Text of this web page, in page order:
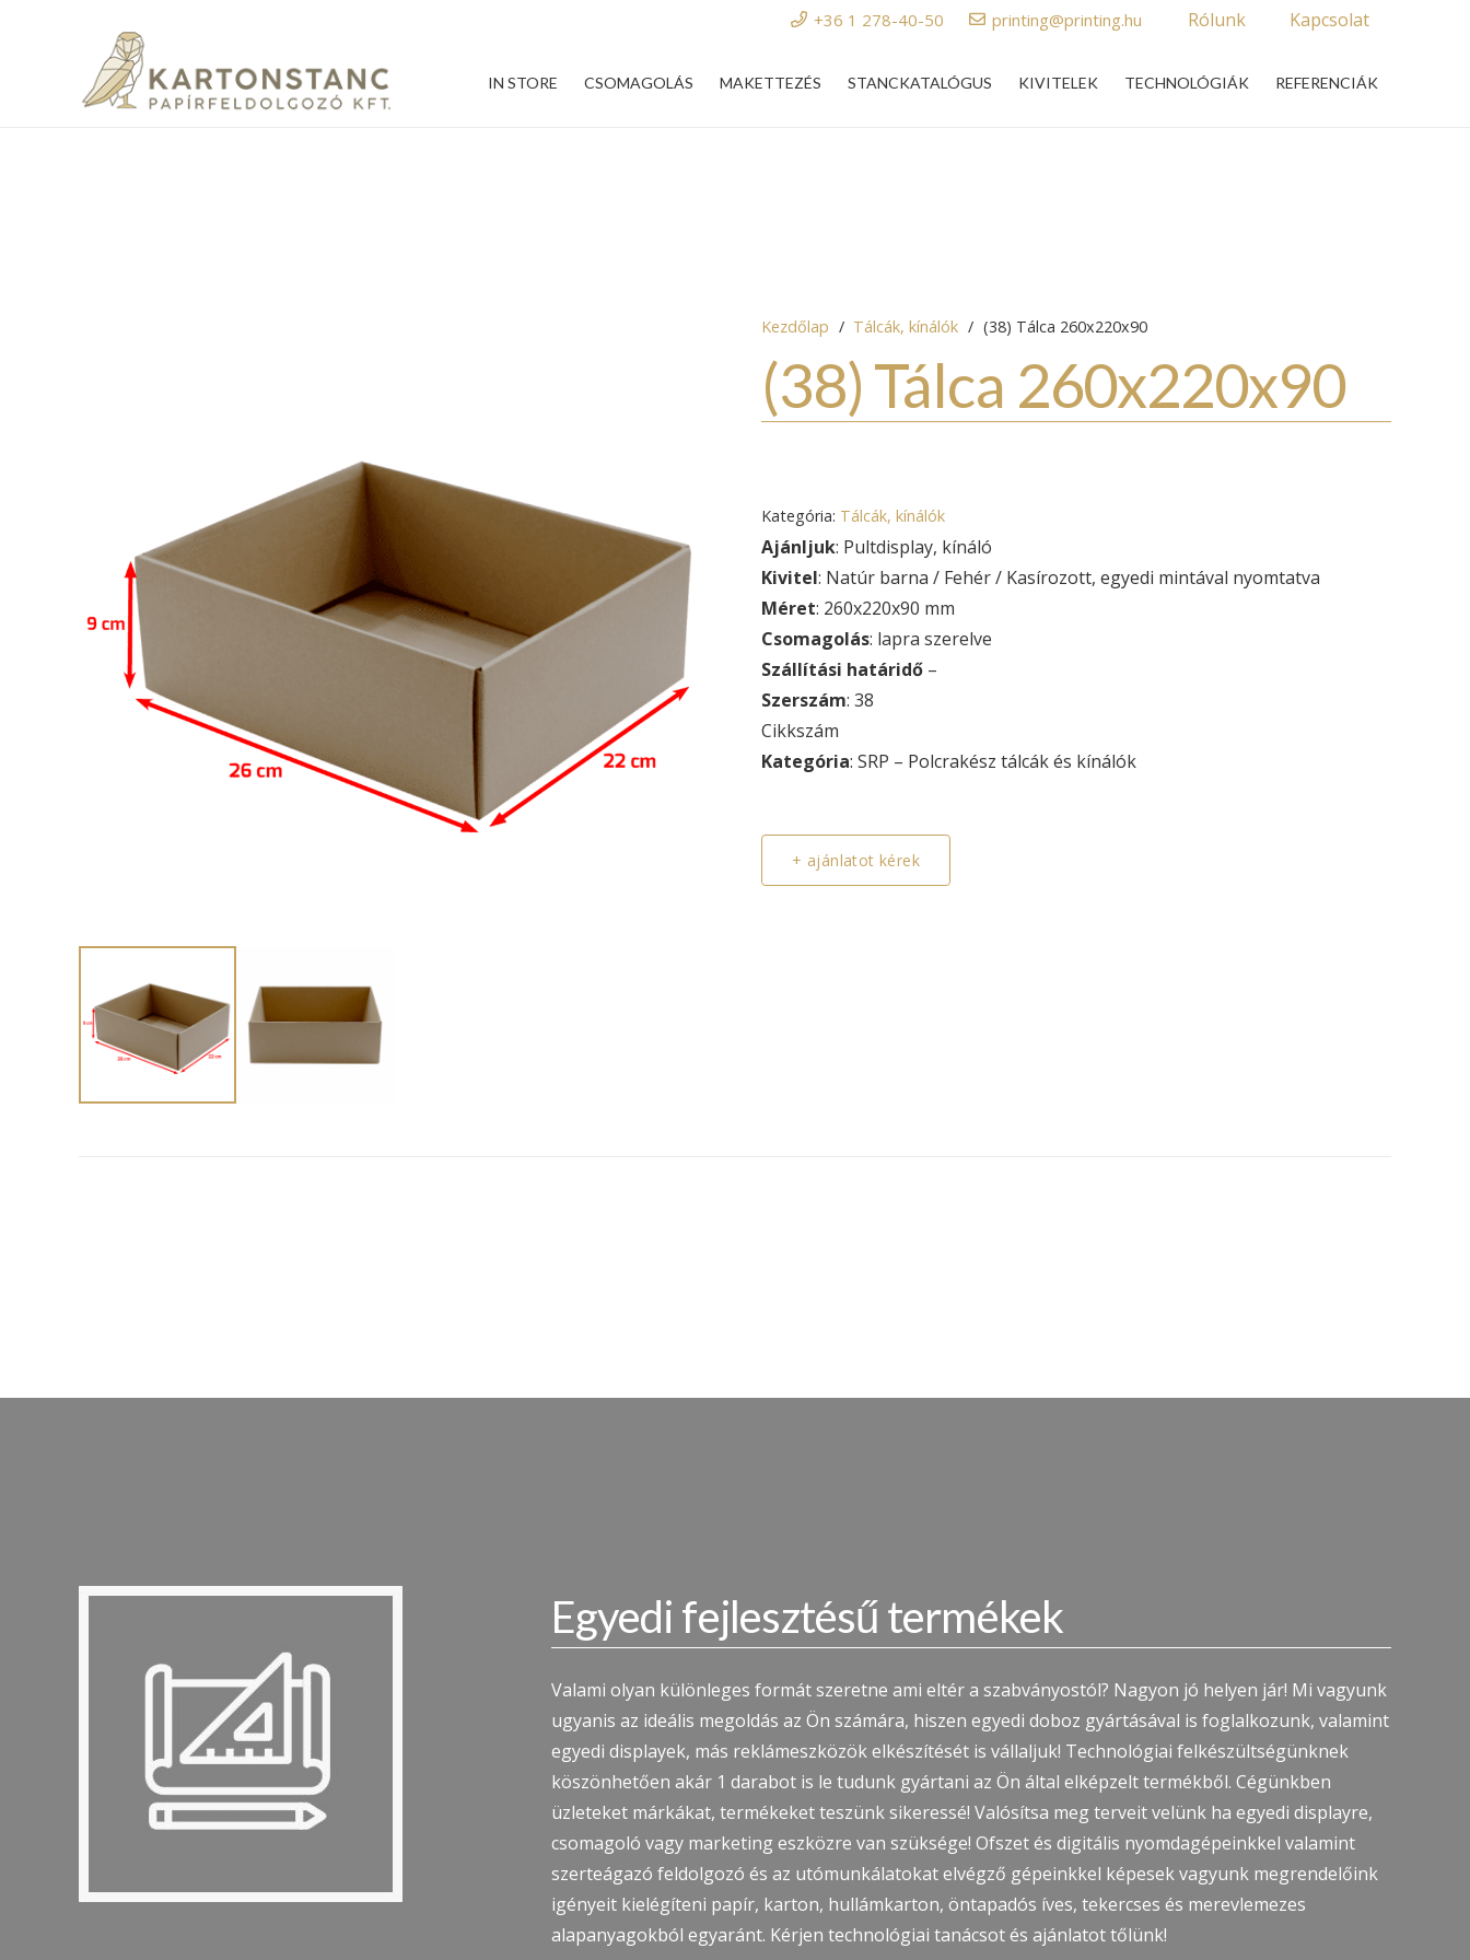
+36 1 278-40-50 printing@printing.hu Rólunk Kapcsolat
IN STORE CSOMAGOLÁS MAKETTEZÉS STANCKATALÓGUS KIVITELEK TECHNOLÓGIÁK REFERENCIÁK
Kezdőlap / Tálcák, kínálók / (38) Tálca 260x220x90
(38) Tálca 260x220x90
Kategória: Tálcák, kínálók
Ajánljuk: Pultdisplay, kínáló
Kivitel: Natúr barna / Fehér / Kasírozott, egyedi mintával nyomtatva
Méret: 260x220x90 mm
Csomagolás: lapra szerelve
Szállítási határidő –
Szerszám: 38
Cikkszám
Kategória: SRP – Polcrakész tálcák és kínálók
+ ajánlatot kérek
Egyedi fejlesztésű termékek
Valami olyan különleges formát szeretne ami eltér a szabványostól? Nagyon jó helyen jár! Mi vagyunk
ugyanis az ideális megoldás az Ön számára, hiszen egyedi doboz gyártásával is foglalkozunk, valamint
egyedi displayek, más reklámeszközök elkészítését is vállaljuk! Technológiai felkészültségünknek
köszönhetően akár 1 darabot is le tudunk gyártani az Ön által elképzelt termékből. Cégünkben
üzleteket márkákat, termékeket teszünk sikeressé! Valósítsa meg terveit velünk ha egyedi displayre,
csomagoló vagy marketing eszközre van szüksége! Ofszet és digitális nyomdagépeinkkel valamint
szerteágazó feldolgozó és az utómunkálatokat elvégző gépeinkkel képesek vagyunk megrendelőink
igényeit kielégíteni papír, karton, hullámkarton, öntapadós íves, tekercses és merevlemezes
alapanyagokból egyaránt. Kérjen technológiai tanácsot és ajánlatot tőlünk!